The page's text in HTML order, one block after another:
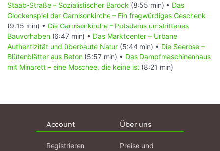
Staab-Straße – Sozialistischer Barock (8:55 min) • Das
Glockenspiel der Garnisonkirche – Ein fragwürdiges Geschenk
(9:15 min) • Die Garnisonkirche – Potsdams umstrittenes
Bauvorhaben (6:47 min) • Das Marktcenter – Urbane
Authentizität und überbaute Natur (5:44 min) • Die Seerose –
Blütenblätter aus Beton (5:57 min) • Das Dampfmaschinenhaus
mit Minarett – eine Moschee, die keine ist (8:21 min)
Account
Registrieren
Über uns
Preise und